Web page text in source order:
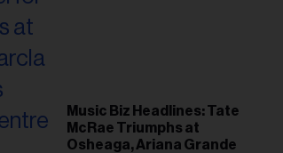
Music Biz Headlines: Tate
McRae Triumphs at
Osheaga, Ariana Grande